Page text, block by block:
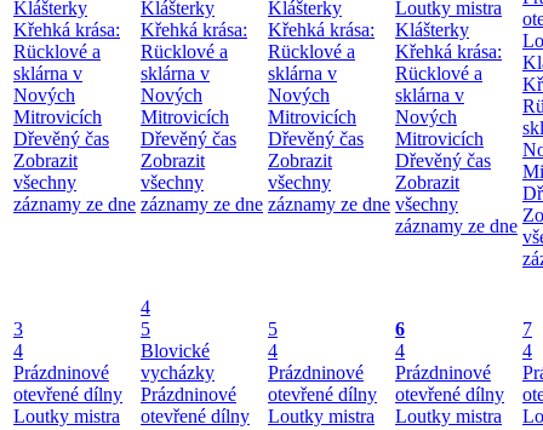
Klášterky
Křehká krása:
Rücklové a
sklárna v
Nových
Mitrovicích
Dřevěný čas
Zobrazit
všechny
záznamy ze dne
Klášterky
Křehká krása:
Rücklové a
sklárna v
Nových
Mitrovicích
Dřevěný čas
Zobrazit
všechny
záznamy ze dne
Klášterky
Křehká krása:
Rücklové a
sklárna v
Nových
Mitrovicích
Dřevěný čas
Zobrazit
všechny
záznamy ze dne
Loutky mistra
Klášterky
Křehká krása:
Rücklové a
sklárna v
Nových
Mitrovicích
Dřevěný čas
Zobrazit
všechny
záznamy ze dne
3
4
Prázdninové
otevřené dílny
Loutky mistra
4
5
Blovické
vycházky
Prázdninové
otevřené dílny
5
4
Prázdninové
otevřené dílny
Loutky mistra
6
4
Prázdninové
otevřené dílny
Loutky mistra
7
4